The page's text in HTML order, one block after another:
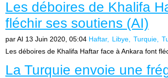
Les déboires de Khalifa
fléchir ses soutiens (AI)
par AI 13 Juin 2020, 05:04 Haftar Libye Turquie
Les déboires de Khalifa Haftar face à Ankara font
La Turquie envoie une